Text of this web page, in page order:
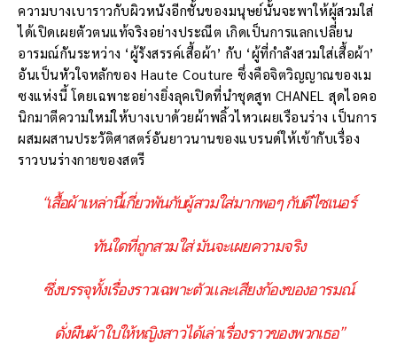
ความบางเบาราวกับผิวหนังอีกชั้นของมนุษย์นั้นจะพาให้ผู้สวมใส่
ได้เปิดเผยตัวตนแท้จริงอย่างประณีต เกิดเป็นการแลกเปลี่ยน
อารมณ์กันระหว่าง ‘ผู้รังสรรค์เสื้อผ้า’ กับ ‘ผู้ที่กำลังสวมใส่เสื้อผ้า’
อันเป็นหัวใจหลักของ Haute Couture ซึ่งคือจิตวิญญาณของเม
ซงแห่งนี้ โดยเฉพาะอย่างยิ่งลุคเปิดที่นำชุดสูท CHANEL สุดไอคอ
นิกมาตีความใหม่ให้บางเบาด้วยผ้าพลิ้วไหวเผยเรือนร่าง เป็นการ
ผสมผสานประวัติศาสตร์อันยาวนานของแบรนด์ให้เข้ากับเรื่อง
ราวบนร่างกายของสตรี
“เสื้อผ้าเหล่านี้เกี่ยวพันกับผู้สวมใส่มากพอๆ กับดีไซเนอร์
ทันใดที่ถูกสวมใส่ มันจะเผยความจริง
ซึ่งบรรจุทั้งเรื่องราวเฉพาะตัวและเสียงก้องของอารมณ์
ดั่งผืนผ้าใบให้หญิงสาวได้เล่าเรื่องราวของพวกเธอ”